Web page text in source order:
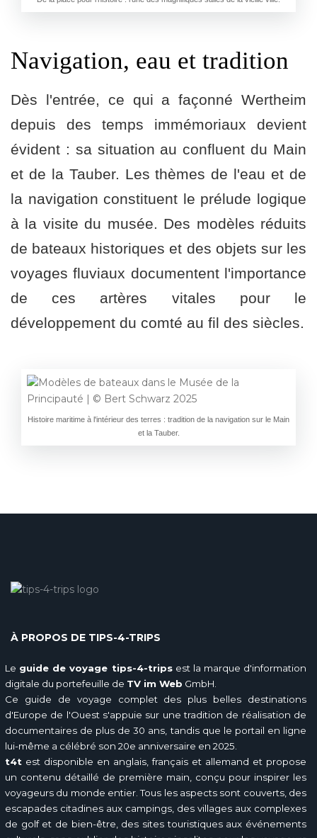
Navigation, eau et tradition
Dès l'entrée, ce qui a façonné Wertheim
depuis des temps immémoriaux devient
évident : sa situation au confluent du Main
et de la Tauber. Les thèmes de l'eau et de
la navigation constituent le prélude logique
à la visite du musée. Des modèles réduits
de bateaux historiques et des objets sur les
voyages fluviaux documentent l'importance
de ces artères vitales pour le
développement du comté au fil des siècles.
Histoire maritime à l'intérieur des terres : tradition de la navigation sur le Main
et la Tauber.
À PROPOS DE TIPS-4-TRIPS
Le guide de voyage tips-4-tripsest la marque d'information
digitale du portefeuille de TV im Web GmbH.
Ce guide de voyage complet des plus belles destinations
d'Europe de l'Ouest s'appuie sur une tradition de réalisation de
documentaires de plus de 30 ans, tandis que le portail en ligne
lui-même a célébré son 20e anniversaire en 2025.
t4t est disponible en anglais, français et allemand et propose
un contenu détaillé de première main, conçu pour inspirer les
voyageurs du monde entier. Tous les aspects sont couverts, des
escapades citadines aux campings, des villages aux complexes
de golf et de bien-être, des sites touristiques aux événements